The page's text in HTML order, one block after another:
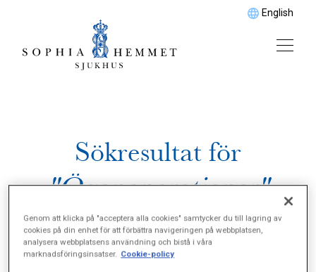
English
Sökresultat för
"Ögonoperationer"
Genom att klicka på "acceptera alla cookies" samtycker du till lagring av
cookies på din enhet för att förbättra navigeringen på webbplatsen,
analysera webbplatsens användning och bistå i våra
marknadsföringsinsatser. Cookie-policy